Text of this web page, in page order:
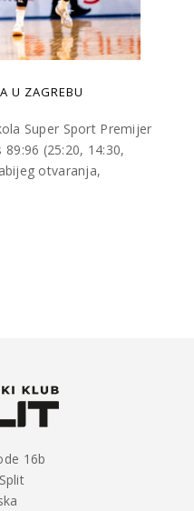
U ZAGREBU
Super Sport Premijer
(25:20, 14:30,
otvaranja,
16b